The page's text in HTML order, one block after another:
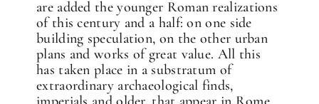
are added the younger Roman realizations
of this century and a half: on one side
building speculation, on the other urban
plans and works of great value. All this
has taken place in a substratum of
extraordinary archaeological finds,